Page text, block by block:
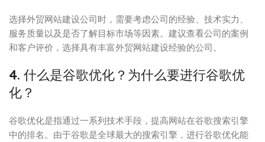
选择外贸网站建设公司时，需要考虑公司的经验、技术实力、
服务质量以及是否了解目标市场等因素。建议查看公司的案例
和客户评价，选择具有丰富外贸网站建设经验的公司。
4. 什么是谷歌优化？为什么要进行谷歌优
化？
谷歌优化是指通过一系列技术手段，提高网站在谷歌搜索引擎
中的排名。由于谷歌是全球最大的搜索引擎，进行谷歌优化能